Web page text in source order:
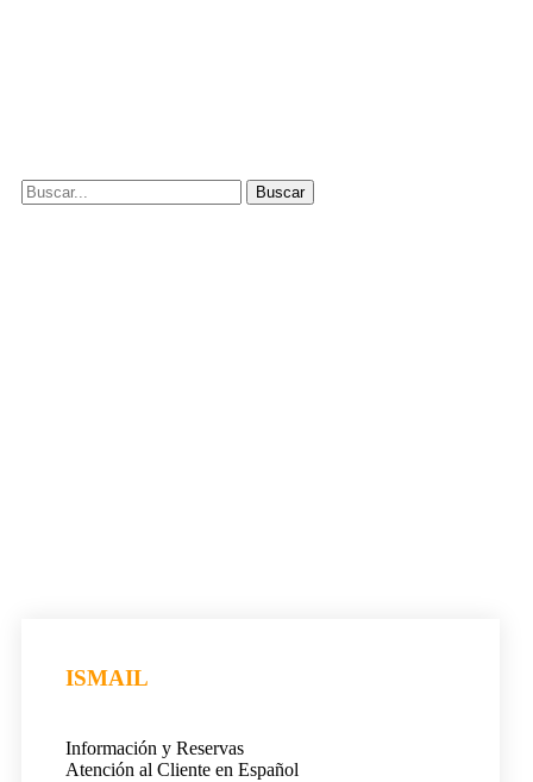
ISMAIL
Información y Reservas
Atención al Cliente en Español